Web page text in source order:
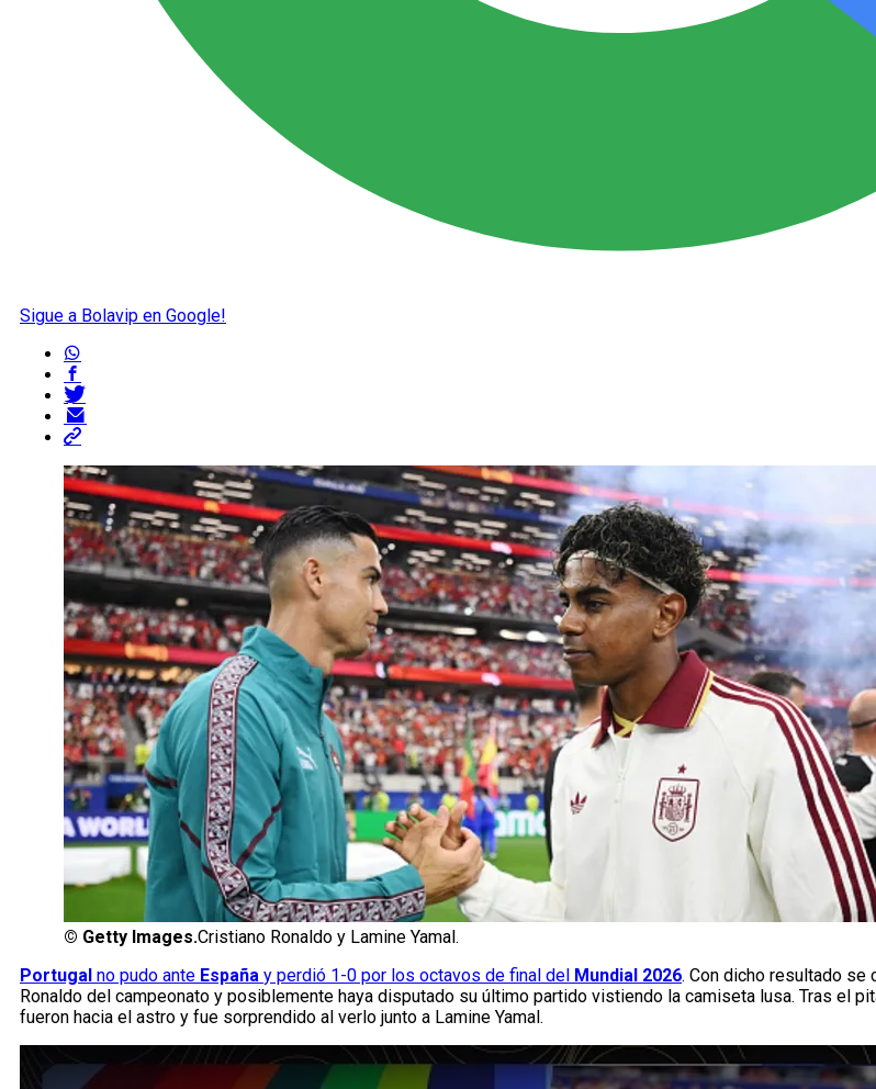
Sigue a Bolavip en Google!
© Getty Images.Cristiano Ronaldo y Lamine Yamal.
Portugal no pudo ante España y perdió 1-0 por los octavos de final del Mundial 2026. Con dicho resultado
Ronaldo del campeonato y posiblemente haya disputado su último partido vistiendo la camiseta lusa. Tras el
fueron hacia el astro y fue sorprendido al verlo junto a Lamine Yamal.